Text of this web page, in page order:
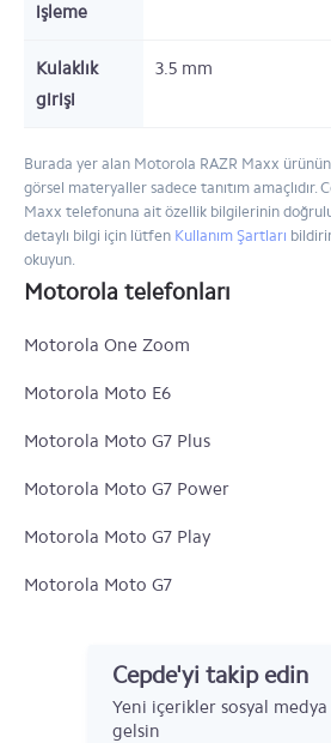
işleme
Kulaklık
girişi
3.5 mm
Burada yer alan Motorola RAZR Maxx
görsel materyaller sadece tanıtım amaçlıdır.
Maxx telefonuna ait özellik bilgilerinin
detaylı bilgi için lütfen Kullanım Şartları
okuyun.
Motorola telefonları
Motorola One Zoom
Motorola Moto E6
Motorola Moto G7 Plus
Motorola Moto G7 Power
Motorola Moto G7 Play
Motorola Moto G7
Motorola Moto Z4
Motorola One Vision
Cepde'yi takip edin
Yeni içerikler sosyal medya
gelsin